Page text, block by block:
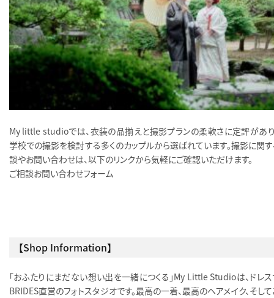
My little studioでは、衣装の品揃えと撮影プランの柔軟さに定評があ
学校での撮影を検討する多くのカップルから選ばれています。撮影に関
談やお問い合わせは、以下のリンクから気軽にご確認いただけます。
ご相談お問い合わせフォーム
【Shop Information】
「おふたりにまだない想い出を一緒につくる」My Little Studioは、ドレ
BRIDES直営のフォトスタジオです。最高の一着、最高のヘアメイク、そし